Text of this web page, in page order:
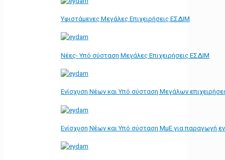
Υφιστάμενες Μεγάλες Επιχειρήσεις ΕΣΔΙΜ
Νέες- Υπό σύσταση Μεγάλες Επιχειρήσεις ΕΣΔΙΜ
Ενίσχυση Νέων και Υπό σύσταση Μεγάλων
Ενίσχυση Νέων και Υπό σύσταση ΜμΕ για παραγωγή